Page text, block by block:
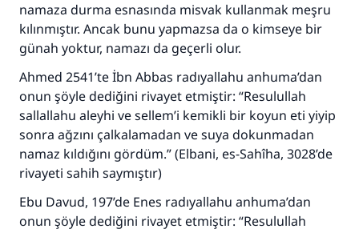
namaza durma esnasında misvak kullanmak meşru
kılınmıştır. Ancak bunu yapmazsa da o kimseye bir
günah yoktur, namazı da geçerli olur.
Ahmed 2541’te İbn Abbas radıyallahu anhuma’dan
onun şöyle dediğini rivayet etmiştir: “Resulullah
sallallahu aleyhi ve sellem’i kemikli bir koyun eti yiyip
sonra ağzını çalkalamadan ve suya dokunmadan
namaz kıldığını gördüm.” (Elbani, es-Sahîha, 3028’de
rivayeti sahih saymıştır)
Ebu Davud, 197’de Enes radıyallahu anhuma’dan
onun şöyle dediğini rivayet etmiştir: “Resulullah